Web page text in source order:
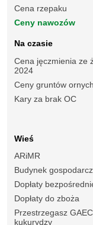
Cena rzepaku
Ceny nawozów
Na czasie
Cena jęczmienia ze
2024
Ceny gruntów
Kary za brak OC
Wieś
ARiMR
Budynek
Dopłaty
Dopłaty do zboża
Przestrzegasz
kukurydzy